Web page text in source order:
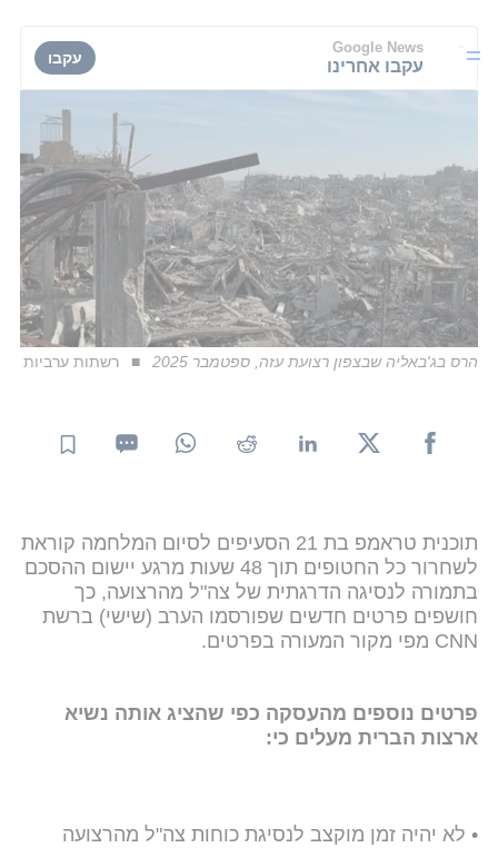
Google News
עקבו אחרינו עקבו
הרס בג'באליה שבצפון רצועת עזה, ספטמבר 2025 רשתות ערביות
תוכנית טראמפ בת 21 הסעיפים לסיום המלחמה קוראת
לשחרור כל החטופים תוך 48 שעות מרגע יישום ההסכם
בתמורה לנסיגה הדרגתית של צה"ל מהרצועה, כך
חושפים פרטים חדשים שפורסמו הערב (שישי) ברשת
CNN מפי מקור המעורה בפרטים.
פרטים נוספים מהעסקה כפי שהציג אותה נשיא
ארצות הברית מעלים כי:
• לא יהיה זמן מוקצב לנסיגת כוחות צה"ל מהרצועה